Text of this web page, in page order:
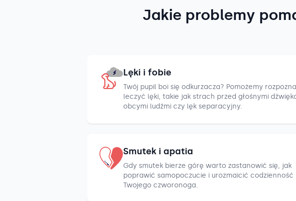
Jakie problemy
Lęki i fobie
Twój pupil boi się odkurzacza? Pomożemy
leczyć lęki, takie jak strach przed głośnymi
obcymi ludźmi czy lęk separacyjny.
Smutek i apatia
Gdy smutek bierze górę warto zastanowić się, jak
poprawić samopoczucie i urozmaicić codzienność
Twojego czworonoga.